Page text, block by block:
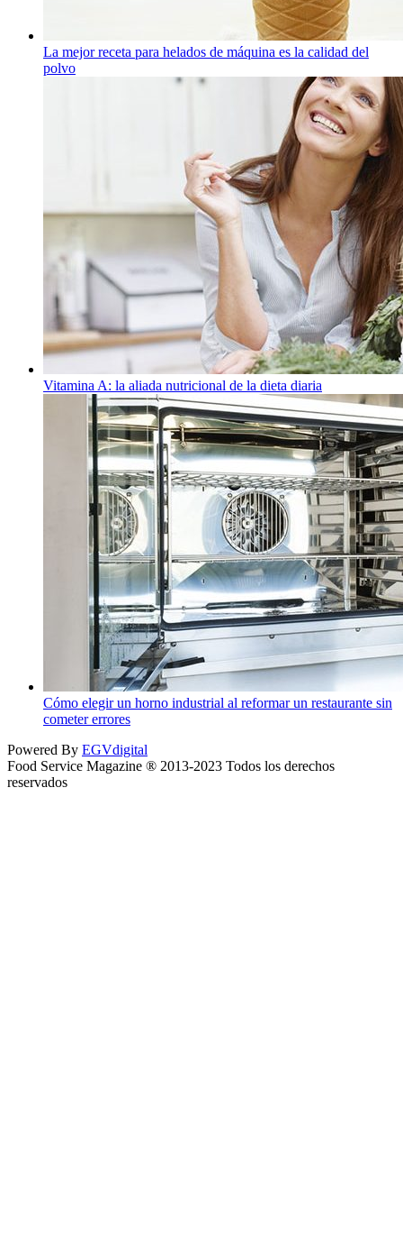
La mejor receta para helados de máquina es la calidad del
polvo
Vitamina A: la aliada nutricional de la dieta diaria
Cómo elegir un horno industrial al reformar un restaurante sin
cometer errores
Powered By EGVdigital
Food Service Magazine ® 2013-2023 Todos los derechos
reservados